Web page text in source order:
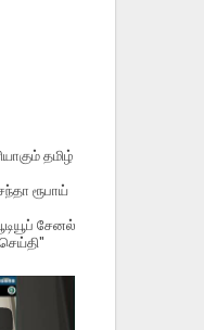
தமிழ்
ரூபாய்
சேனல்